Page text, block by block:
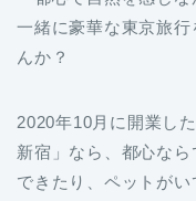
一緒に豪華な東京旅
んか？
2020年10月に開業し
新宿」なら、都心な
できたり、ペットが